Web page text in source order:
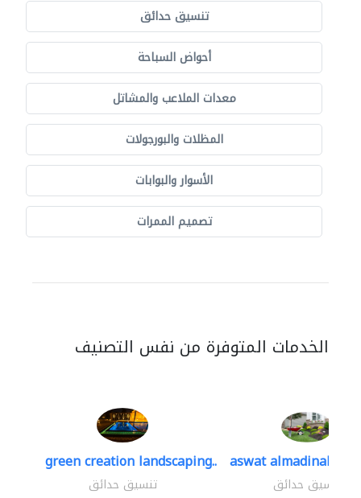
تنسيق حدائق
أحواض السباحة
معدات الملاعب والمشاتل
المظلات والبورجولات
الأسوار والبوابات
تصميم الممرات
الخدمات المتوفرة من نفس التصنيف
green creation landscaping..
تنسيق حدائق
aswat almadinah
تنسيق حدائق